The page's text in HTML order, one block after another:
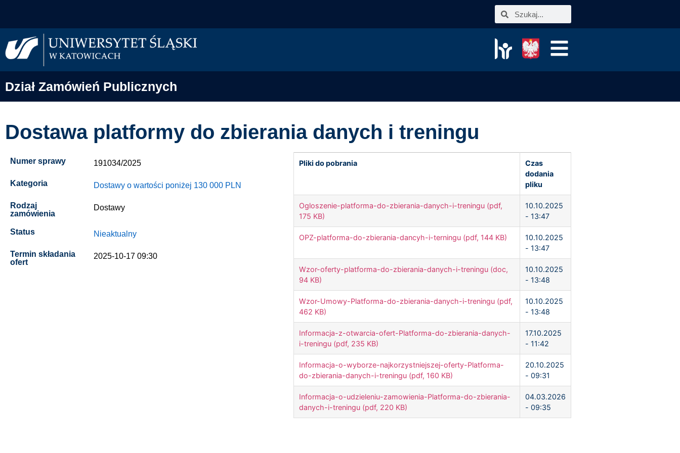
Dział Zamówień Publicznych
Dostawa platformy do zbierania danych i treningu
Numer sprawy 191034/2025
Kategoria Dostawy o wartości poniżej 130 000 PLN
Rodzaj
zamówienia
Dostawy
Status Nieaktualny
Termin składania
ofert
2025-10-17 09:30
Pliki do pobrania
Czas
dodania
pliku
Ogloszenie-platforma-do-zbierania-danych-i-treningu (pdf,
175 KB)
10.10.2025
- 13:47
OPZ-platforma-do-zbierania-dancyh-i-terningu (pdf, 144 KB)
10.10.2025
- 13:47
Wzor-oferty-platforma-do-zbierania-danych-i-treningu (doc,
94 KB)
10.10.2025
- 13:48
Wzor-Umowy-Platforma-do-zbierania-danych-i-treningu (pdf,
462 KB)
10.10.2025
- 13:48
Informacja-z-otwarcia-ofert-Platforma-do-zbierania-danych-
i-treningu (pdf, 235 KB)
17.10.2025
- 11:42
Informacja-o-wyborze-najkorzystniejszej-oferty-Platforma-
do-zbierania-danych-i-treningu (pdf, 160 KB)
20.10.2025
- 09:31
Informacja-o-udzieleniu-zamowienia-Platforma-do-zbierania-
danych-i-treningu (pdf, 220 KB)
04.03.2026
- 09:35